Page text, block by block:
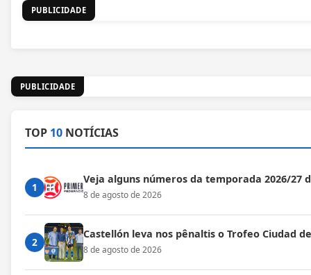
PUBLICIDADE
PUBLICIDADE
TOP 10 NOTÍCIAS
1
Veja alguns números da temporada 2026/27
8 de agosto de 2026
2
Castellón leva nos pênaltis o Trofeo Ciudad
8 de agosto de 2026